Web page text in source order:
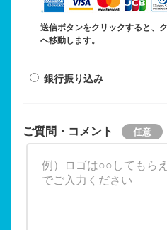
送信ボタンをクリックすると、
へ移動します。
銀行振り込み
ご質問・コメント